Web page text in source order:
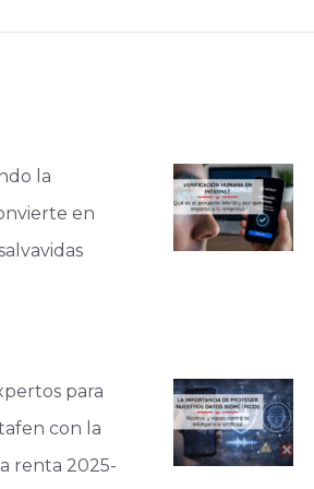
la
en
para
con la
renta 2025-